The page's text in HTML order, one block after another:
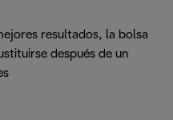
resultados, la bolsa
después de un